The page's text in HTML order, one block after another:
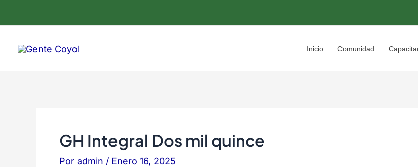
Inicio Comunidad
GH Integral Dos mil quince
Por admin / Enero 16, 2025